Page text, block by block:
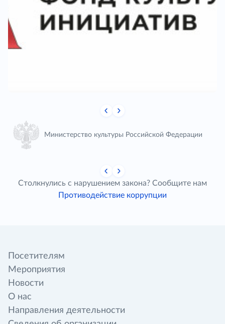
Министерство культуры Российской Федерации
Столкнулись с нарушением закона? Сообщите нам
Противодействие коррупции
Посетителям
Мероприятия
Новости
О нас
Направления деятельности